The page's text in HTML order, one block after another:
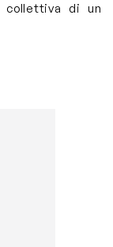
collettiva di un